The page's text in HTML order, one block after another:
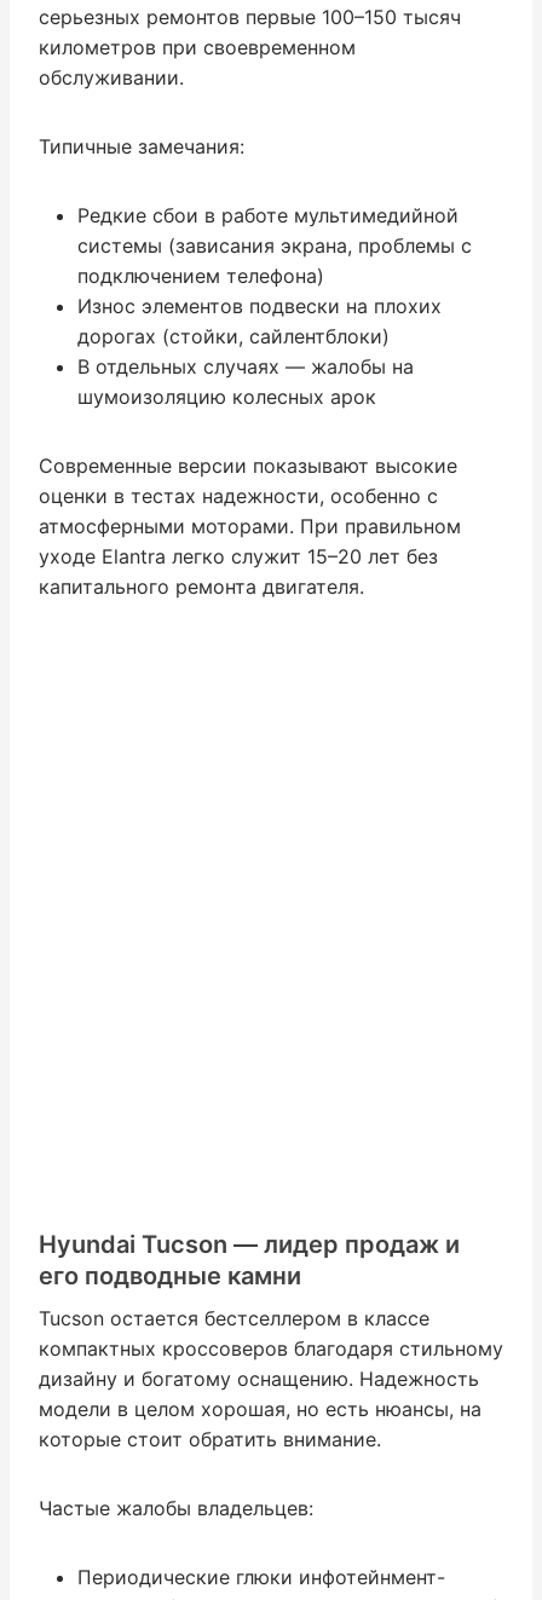
серьезных ремонтов первые 100–150 тысяч
километров при своевременном
обслуживании.
Типичные замечания:
Редкие сбои в работе мультимедийной
системы (зависания экрана, проблемы с
подключением телефона)
Износ элементов подвески на плохих
дорогах (стойки, сайлентблоки)
В отдельных случаях — жалобы на
шумоизоляцию колесных арок
Современные версии показывают высокие
оценки в тестах надежности, особенно с
атмосферными моторами. При правильном
уходе Elantra легко служит 15–20 лет без
капитального ремонта двигателя.
Hyundai Tucson — лидер продаж и
его подводные камни
Tucson остается бестселлером в классе
компактных кроссоверов благодаря стильному
дизайну и богатому оснащению. Надежность
модели в целом хорошая, но есть нюансы, на
которые стоит обратить внимание.
Частые жалобы владельцев:
Периодические глюки инфотейнмент-